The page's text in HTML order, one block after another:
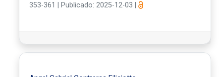
353-361 Publicado: 2025-12-03